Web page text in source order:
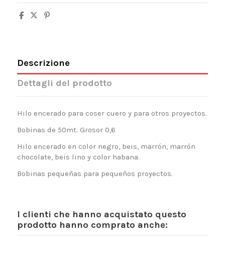
Descrizione
Dettagli del prodotto
Hilo encerado para coser cuero y para otros proyectos.
Bobinas de 50mt. Grosor 0,6
Hilo encerado en color negro, beis, marrón, marrón
chocolate, beis lino y color habana.
Bobinas pequeñas para pequeños proyectos.
I clienti che hanno acquistato questo
prodotto hanno comprato anche: